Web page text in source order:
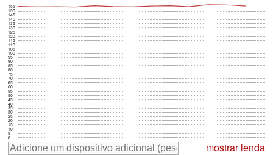
0
5
10
15
20
25
30
35
40
45
50
55
60
65
70
75
80
85
90
95
100
105
110
115
120
125
130
135
140
145
150
155
mostrar lenda